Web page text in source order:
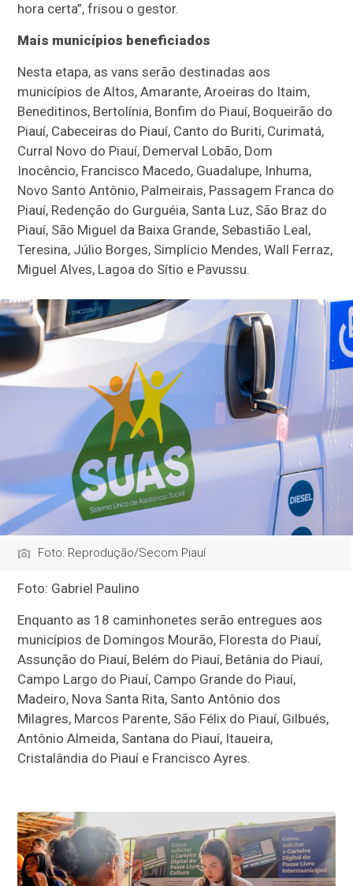
hora certa”, frisou o gestor.
Mais municípios beneficiados
Nesta etapa, as vans serão destinadas aos
municípios de Altos, Amarante, Aroeiras do Itaim,
Beneditinos, Bertolínia, Bonfim do Piauí, Boqueirão do
Piauí, Cabeceiras do Piauí, Canto do Buriti, Curimatá,
Curral Novo do Piauí, Demerval Lobão, Dom
Inocêncio, Francisco Macedo, Guadalupe, Inhuma,
Novo Santo Antônio, Palmeirais, Passagem Franca do
Piauí, Redenção do Gurguéia, Santa Luz, São Braz do
Piauí, São Miguel da Baixa Grande, Sebastião Leal,
Teresina, Júlio Borges, Simplício Mendes, Wall Ferraz,
Miguel Alves, Lagoa do Sítio e Pavussu.
Foto: Reprodução/Secom Piauí
Foto: Gabriel Paulino
Enquanto as 18 caminhonetes serão entregues aos
municípios de Domingos Mourão, Floresta do Piauí,
Assunção do Piauí, Belém do Piauí, Betânia do Piauí,
Campo Largo do Piauí, Campo Grande do Piauí,
Madeiro, Nova Santa Rita, Santo Antônio dos
Milagres, Marcos Parente, São Félix do Piauí, Gilbués,
Antônio Almeida, Santana do Piauí, Itaueira,
Cristalândia do Piauí e Francisco Ayres.